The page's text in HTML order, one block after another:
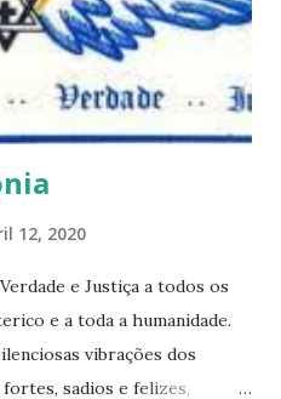
do que respostas, mais
prontas, pois as perguntas
aprendizado do que as
de fato afirmar alguma coi...
12, 2020
e Justiça a todos os
e a toda a humanidade.
vibrações dos
sadios e felizes,